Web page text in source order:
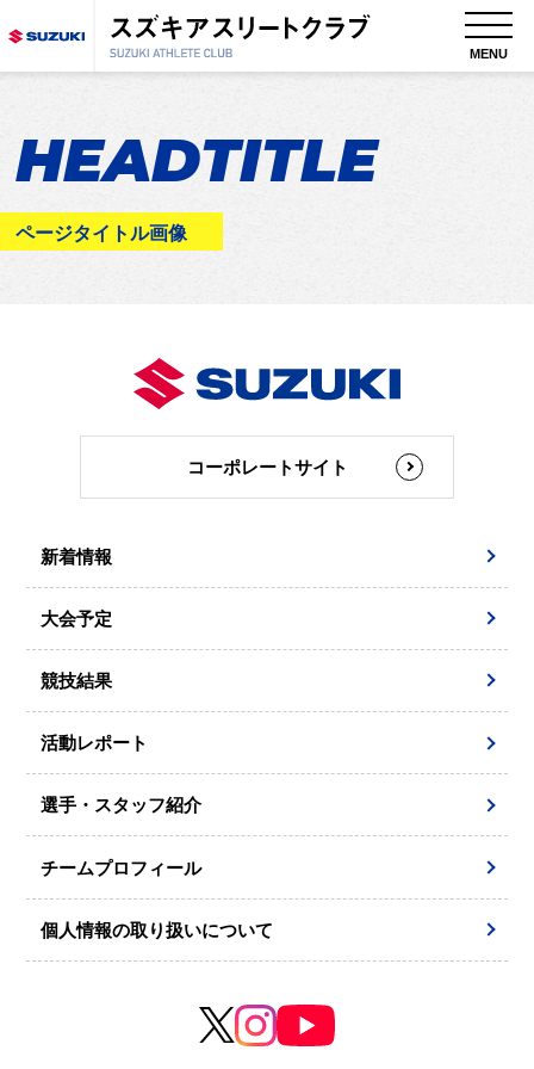
MENU
HEADTITLE
ページタイトル画像
コーポレートサイト
新着情報
大会予定
競技結果
活動レポート
選手・スタッフ紹介
チームプロフィール
個人情報の取り扱いについて